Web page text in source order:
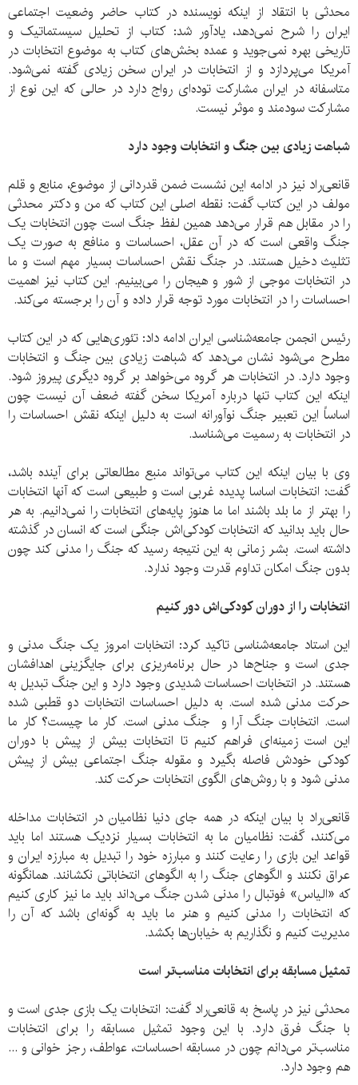
محدثی با انتقاد از اینکه نویسنده در کتاب حاضر وضعیت اجتماعی
ایران را شرح نمی‌دهد، یادآور شد: کتاب از تحلیل سیستماتیک و
تاریخی بهره نمی‌جوید و عمده بخش‌های کتاب به موضوع انتخابات در
آمریکا می‌پردازد و از انتخابات در ایران سخن زیادی گفته نمی‌شود.
متاسفانه در ایران مشارکت توده‌ای رواج دارد در حالی که این نوع از
مشارکت سودمند و موثر نیست.
شباهت زیادی بین جنگ و انتخابات وجود دارد
قانعی‌راد نیز در ادامه این نشست ضمن قدردانی از موضوع، منابع و قلم
مولف در این کتاب گفت: نقطه اصلی این کتاب که من و دکتر محدثی
را در مقابل هم قرار می‌دهد همین لفظ جنگ است چون انتخابات یک
جنگ واقعی است که در آن عقل، احساسات و منافع به صورت یک
تثلیث دخیل هستند. در جنگ نقش احساسات بسیار مهم است و ما
در انتخابات موجی از شور و هیجان را می‌بینیم. این کتاب نیز اهمیت
احساسات را در انتخابات مورد توجه قرار داده و آن را برجسته می‌کند.
رئیس انجمن جامعه‌شناسی ایران ادامه داد: تئوری‌هایی که در این کتاب
مطرح می‌شود نشان می‌دهد که شباهت زیادی بین جنگ و انتخابات
وجود دارد. در انتخابات هر گروه می‌خواهد بر گروه دیگری پیروز شود.
اینکه این کتاب تنها درباره آمریکا سخن گفته ضعف آن نیست چون
اساساً این تعبیر جنگ نوآورانه است به دلیل اینکه نقش احساسات را
در انتخابات به رسمیت می‌شناسد.
وی با بیان اینکه این کتاب می‌تواند منبع مطالعاتی برای آینده باشد،
گفت: انتخابات اساسا پدیده غربی است و طبیعی است که آنها انتخابات
را بهتر از ما بلد باشند اما ما هنوز پایه‌های انتخابات را نمی‌دانیم. به هر
حال باید بدانید که انتخابات کودکی‌اش جنگی است که انسان در گذشته
داشته است. بشر زمانی به این نتیجه رسید که جنگ را مدنی کند چون
بدون جنگ امکان تداوم قدرت وجود ندارد.
انتخابات را از دوران کودکی‌اش دور کنیم
این استاد جامعه‌شناسی تاکید کرد: انتخابات امروز یک جنگ مدنی و
جدی است و جناح‌ها در حال برنامه‌ریزی برای جایگزینی اهدافشان
هستند. در انتخابات احساسات شدیدی وجود دارد و این جنگ تبدیل به
حرکت مدنی شده است. به دلیل احساسات انتخابات دو قطبی شده
است. انتخابات جنگ آرا و جنگ مدنی است. کار ما چیست؟ کار ما
این است زمینه‌ای فراهم کنیم تا انتخابات بیش از پیش با دوران
کودکی خودش فاصله بگیرد و مقوله جنگ اجتماعی بیش از پیش
مدنی شود و با روش‌های الگوی انتخابات حرکت کند.
قانعی‌راد با بیان اینکه در همه جای دنیا نظامیان در انتخابات مداخله
می‌کنند، گفت: نظامیان ما به انتخابات بسیار نزدیک هستند اما باید
قواعد این بازی را رعایت کنند و مبارزه خود را تبدیل به مبارزه ایران و
عراق نکنند و الگوهای جنگ را به الگوهای انتخاباتی نکشانند. همانگونه
که «الیاس» فوتبال را مدنی شدن جنگ می‌داند باید ما نیز کاری کنیم
که انتخابات را مدنی کنیم و هنر ما باید به گونه‌ای باشد که آن را
مدیریت کنیم و نگذاریم به خیابان‌ها بکشد.
تمثیل مسابقه برای انتخابات مناسب‌تر است
محدثی نیز در پاسخ به قانعی‌راد گفت: انتخابات یک بازی جدی است و
با جنگ فرق دارد. با این وجود تمثیل مسابقه را برای انتخابات
مناسب‌تر می‌دانم چون در مسابقه احساسات، عواطف، رجز خوانی و ...
هم وجود دارد.